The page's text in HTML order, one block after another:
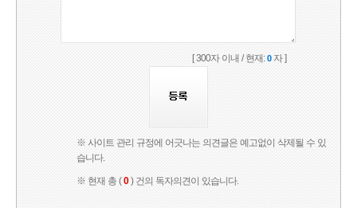
[ 300자 이내 / 현재:0자 ]
※ 사이트 관리 규정에 어긋나는 의견글은 예고없이 삭제될 수 있
습니다.
※ 현재 총 (0) 건의 독자의견이 있습니다.